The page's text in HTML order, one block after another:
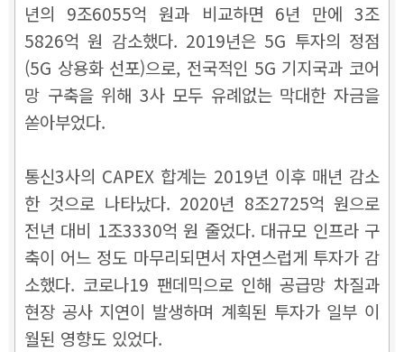
년의 9조6055억 원과 비교하면 6년 만에 3조
5826억 원 감소했다. 2019년은 5G 투자의 정점
(5G 상용화 선포)으로, 전국적인 5G 기지국과 코어
망 구축을 위해 3사 모두 유례없는 막대한 자금을
쏟아부었다.
통신3사의 CAPEX 합계는 2019년 이후 매년 감소
한 것으로 나타났다. 2020년 8조2725억 원으로
전년 대비 1조3330억 원 줄었다. 대규모 인프라 구
축이 어느 정도 마무리되면서 자연스럽게 투자가 감
소했다. 코로나19 팬데믹으로 인해 공급망 차질과
현장 공사 지연이 발생하며 계획된 투자가 일부 이
월된 영향도 있었다.